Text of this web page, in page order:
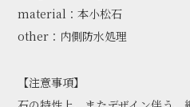
material：本小松石
other：内側防水処理
【注意事項】